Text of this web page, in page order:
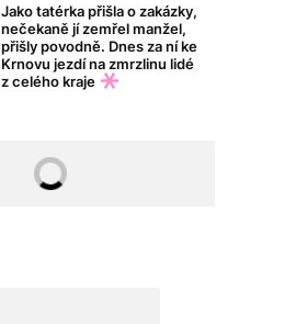
Jako tatérka přišla o zakázky,
nečekaně jí zemřel manžel,
přišly povodně. Dnes za ní ke
Krnovu jezdí na zmrzlinu lidé
z celého kraje